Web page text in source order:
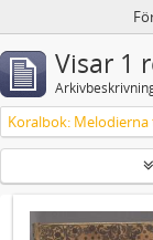
Visar 1